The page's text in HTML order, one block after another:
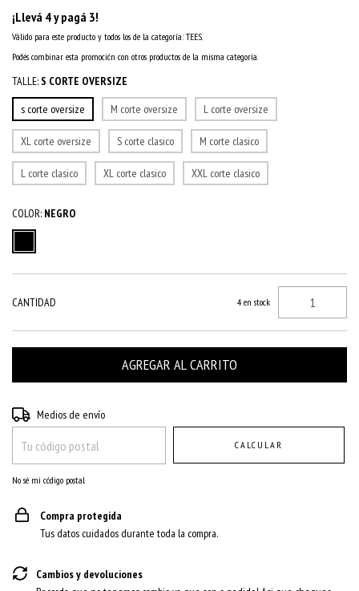
¡Llevá 4 y pagá 3!
Válido para este producto y todos los de la categoría: TEES.
Podés combinar esta promoción con otros productos de la misma categoría.
TALLE: S CORTE OVERSIZE
s corte oversize
M corte oversize L corte oversize
XL corte oversize S corte clasico M corte clasico
L corte clasico XL corte clasico XXL corte clasico
COLOR: NEGRO
CANTIDAD 4 en stock
Entregas para el CP:
Medios de envío
CALCULAR
No sé mi código postal
Compra protegida
Tus datos cuidados durante toda la compra.
Cambios y devoluciones